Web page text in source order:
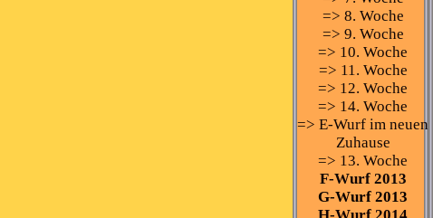
=> 8. Woche
=> 9. Woche
=> 10. Woche
=> 11. Woche
=> 12. Woche
=> 14. Woche
=> E-Wurf im neuen
Zuhause
=> 13. Woche
F-Wurf 2013
G-Wurf 2013